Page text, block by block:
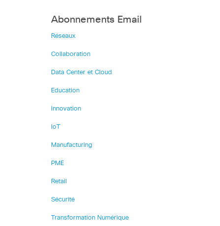
Abonnements Email
Réseaux
Collaboration
Data Center et Cloud
Education
Innovation
IoT
Manufacturing
PME
Retail
Sécurité
Transformation Numérique